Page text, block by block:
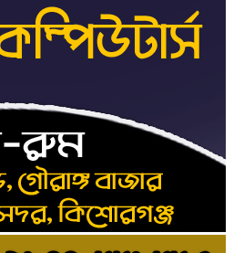
শেখ হাসিনার সঙ্গে পালানোর ফ্লাইট
কীভাবে মিস করেছিলেন সালমান এফ
রহমান
করবেন